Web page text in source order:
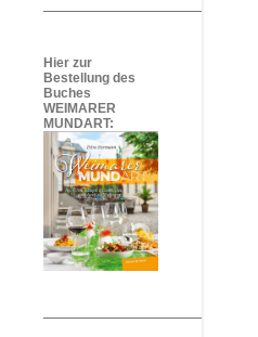
Hier zur
Bestellung des
Buches
WEIMARER
MUNDART: